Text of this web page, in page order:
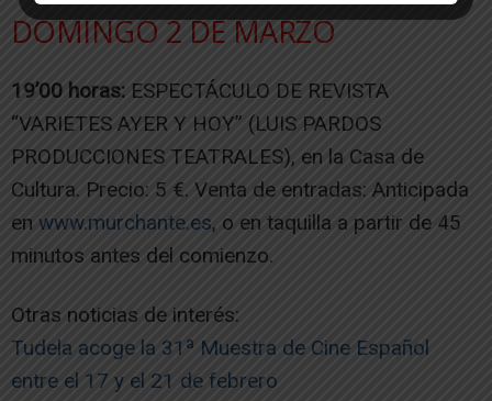
DOMINGO 2 DE MARZO
19’00 horas: ESPECTÁCULO DE REVISTA
“VARIETES AYER Y HOY” (LUIS PARDOS
PRODUCCIONES TEATRALES), en la Casa de
Cultura. Precio: 5 €. Venta de entradas: Anticipada
en www.murchante.es, o en taquilla a partir de 45
minutos antes del comienzo.
Otras noticias de interés:
Tudela acoge la 31ª Muestra de Cine Español
entre el 17 y el 21 de febrero